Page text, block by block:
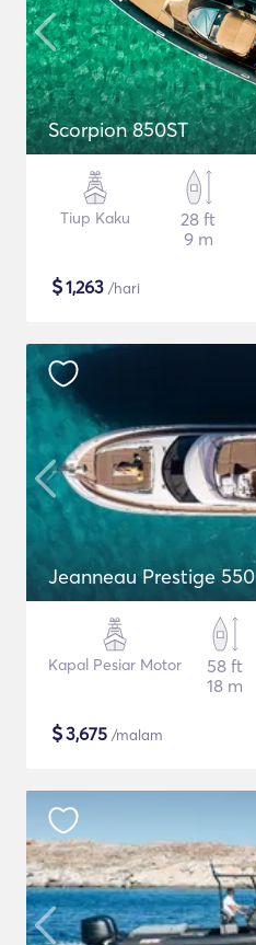
Scorpion 850ST
Tiup Kaku
28 ft
9 m
$1,263 /hari
Jeanneau Prestige 550
Kapal Pesiar Motor
58 ft
18 m
$3,675 /malam